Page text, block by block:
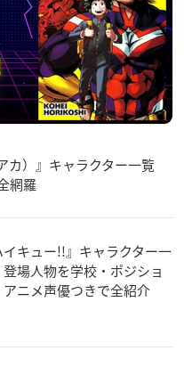
カ）』キャラクター一覧
網羅
イキュー!!』キャラクター一
登場人物を学校・ポジショ
アニメ声優つきで全紹介